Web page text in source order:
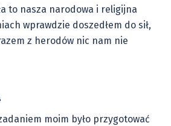
to nasza narodowa i religijna
wprawdzie doszedłem do sił,
z herodów nic nam nie
moim było przygotować